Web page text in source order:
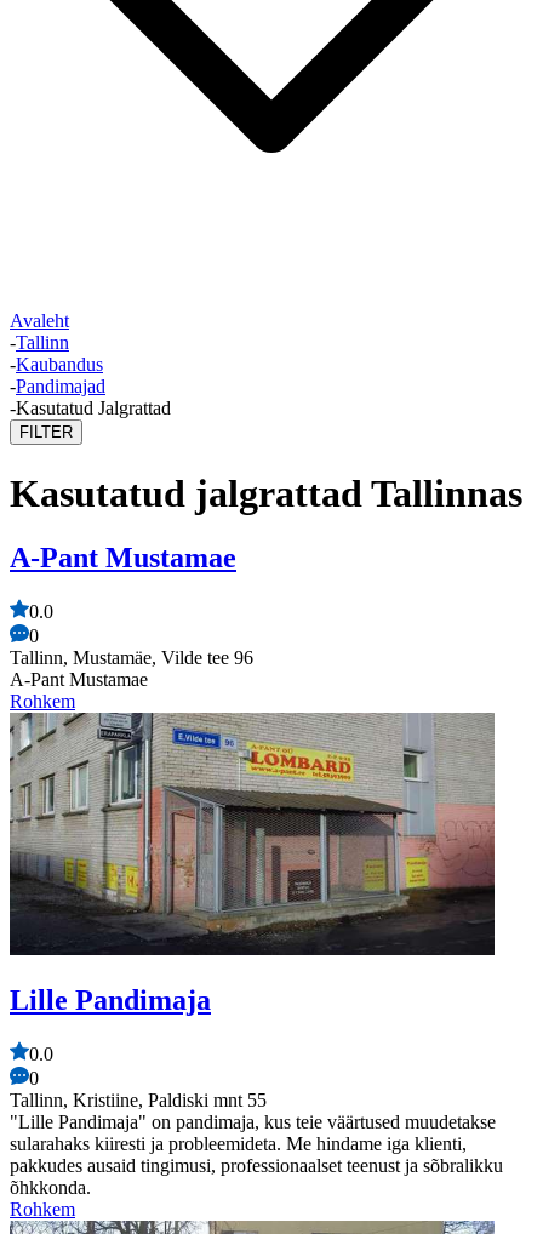
Avaleht
-Tallinn
-Kaubandus
-Pandimajad
-Kasutatud Jalgrattad
FILTER
Kasutatud jalgrattad Tallinnas
A-Pant Mustamae
0.0
0
Tallinn, Mustamäe, Vilde tee 96
A-Pant Mustamae
Rohkem
Lille Pandimaja
0.0
0
Tallinn, Kristiine, Paldiski mnt 55
"Lille Pandimaja" on pandimaja, kus teie väärtused muudetakse
sularahaks kiiresti ja probleemideta. Me hindame iga klienti,
pakkudes ausaid tingimusi, professionaalset teenust ja sõbralikku
õhkkonda.
Rohkem